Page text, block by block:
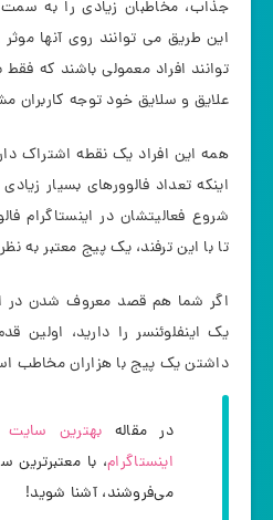
جذاب، مخاطبان زیادی را به
این طریق می توانند روی آنها
توانند افراد معمولی باشند که
علایق و سلایق خود توجه کاربران
همه این افراد یک نقطه اشتراک
اینکه تعداد فالوورهای بسیار
شروع فعالیتشان در اینستاگرام
تا با این ترفند، یک پیج معتبر به
اگر شما هم قصد معروف شدن در
یک اینفلوئنسر را دارید، اولین
داشتن یک پیج با هزاران مخاطب
در مقاله بهترین سایت
اینستاگرام، با معتبرترین
می‎‌فروشند، آشنا شوید!